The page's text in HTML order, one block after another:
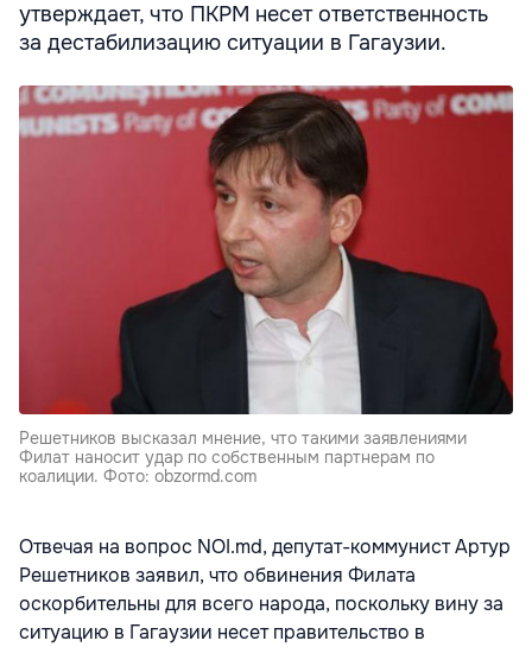
утверждает, что ПКРМ несет ответственность
за дестабилизацию ситуации в Гагаузии.
Решетников высказал мнение, что такими заявлениями
Филат наносит удар по собственным партнерам по
коалиции. Фото: obzormd.com
Отвечая на вопрос NOI.md, депутат-коммунист Артур
Решетников заявил, что обвинения Филата
оскорбительны для всего народа, поскольку вину за
ситуацию в Гагаузии несет правительство в